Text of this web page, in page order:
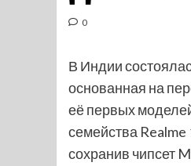
0
В Индии
основанная на
её первых
семейства
сохранив чипсет